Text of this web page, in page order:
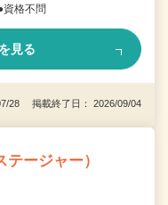
資格不問
見る
28 掲載終了日： 2026/09/04
ージャー）